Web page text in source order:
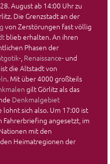
August ab 14:00 Uhr zu
Die Grenzstadt an der
von Zerstörungen fast völlig
blieb erhalten. An ihren
Phasen der
-, Renaissance- und
die Altstadt von
. Mit über 4000 großteils
gilt Görlitz als das
Denkmalgebiet
sich also. Um 17:00 ist
angesetzt, im
mit den
Heimatregionen der